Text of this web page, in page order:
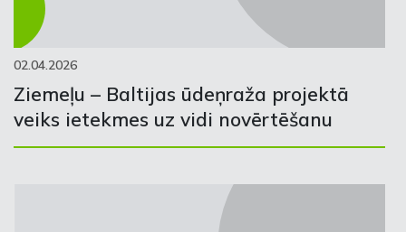
02.04.2026
Ziemeļu – Baltijas ūdeņraža projektā
veiks ietekmes uz vidi novērtēšanu